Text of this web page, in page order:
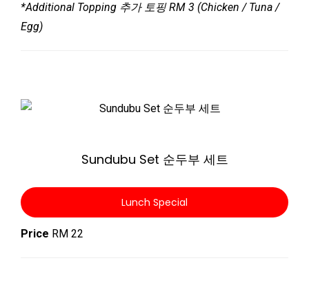
*Additional Topping 추가 토핑 RM 3 (Chicken / Tuna /
Egg)
Sundubu Set 순두부 세트
Lunch Special
Price RM 22